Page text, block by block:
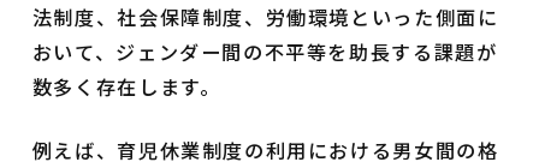
法制度、社会保障制度、労働環境といった側面に
おいて、ジェンダー間の不平等を助長する課題が
数多く存在します。
例えば、育児休業制度の利用における男女間の格